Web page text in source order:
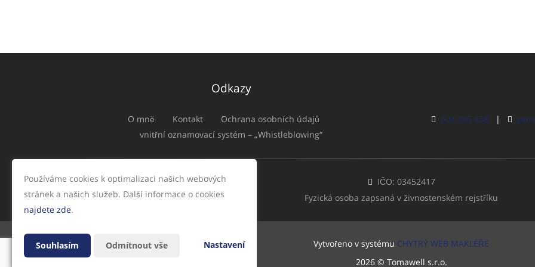
Odkazy
O mně Kontakt
Ochrana osobních údajů
vnitřní oznamovací systém – „Whistleblowing“
603 795 458 |
IČO: 03452417
Fyzická osoba zapsaná v živnostenském rejstříku
Vytvořeno v systému CHYTRÝ WEB MAKLÉŘE
2026 © Tomawell s.r.o.
Používáme cookies k optimalizaci našich webových
stránek a našich služeb. Další informace o cookies
najdete zde.
Souhlasím Odmítnout vše Nastavení